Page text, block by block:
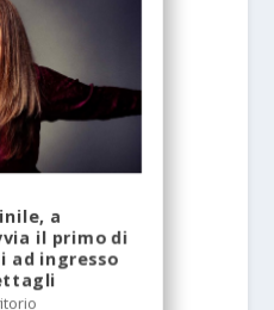
a
il primo di
ad ingresso